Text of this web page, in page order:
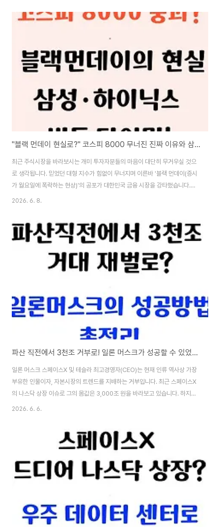
들 거대한 계산이 깔려 있습니다. 뉴스를 미처 챙겨보지 못하신 분들도 단 5분
만에 완벽하게 이해하실 수 있도록, 시진핑 주석이 왜 하필 이 시점에 움직였는
지 그 핵심 목적과 숨겨진 외교적 배경을 아주 쉽고 친절하게 총정리해 드립니
다.📺 복잡하고 긴 뉴스 영상 대신 실시간 한 줄 특보로 보세요!현재 긴박하게
움직이는 한반도 ..
"블랙 먼데이 현실로?" 코스피 8000 무너진 진짜 이유와 삼성전자·하이닉스 주가 전망
최근 주식시장을 바라보시는 개미 투자자분들의 마음이 대단히 무거우실 것으
로 생각됩니다. 믿었던 대형 지수가 힘없이 무너지며 이른바 '블랙 먼데이(증시
가 월요일에 폭락하는 현상)'의 공포가 대한민국 금융 시장을 강타했습니다.특
히 우리 국민들이 가장 많이 보유하고 있는 삼성전자와 SK하이닉스의 주가가
밤잠을 설치시는 분들이 많습니다. 오늘 글에서는 이번 대폭락의 숨겨진 진짜
원인을 명확하게 짚어보고, 앞으로의 반도체 주가 전망과 자산을 지키는 대책
을 시니어 분들의 눈높이에서 아주 쉽게 정리해 드리겠습니다.💡 핵심 안내 목
차1. 블랙 먼데이 발생, 코스피가 폭락한 3가지 진짜 이유2. 삼성전자 · SK하이
닉스 주가 전망 및 내부 동..
2026. 6. 8.
파산 직전에서 3천조 거부로! 일론 머스크가 성공할 수 있었던 3가지 미친 집착
일론 머스크 스페이스X 및 테슬라 최고경영자(CEO)는 현재 인류 역사상 가장
부유한 인물이자, 자본시장의 트렌드를 지배하는 거부입니다. 최근 스페이스X
의 나스닥 상장 이슈로 그의 몸값은 3,000조 원을 바라보고 있습니다. 하지만
수많은 대중은 그의 화려한 현재 모습만 기억할 뿐, 그가 과거에 완벽한 파산 직
친구들에게 생활비를 빌려 쓰던 신세였습니다. 절체절명의 위기에서 그를 세계
최고의 부자로 끌어올린 일론 머스크만의 무서운 3가지 집착과 성공 비결을 생
생하게 파헤쳐 드리겠습니다.💰 일론 머스크처럼 세상을 바꾸는 글로벌 초일류
천재들은 대체 어떤 종목..
2026. 6. 6.